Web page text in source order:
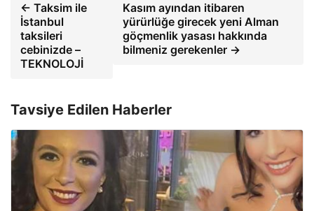
← Taksim ile
İstanbul
taksileri
cebinizde –
TEKNOLOJİ
Kasım ayından itibaren
yürürlüğe girecek yeni Alman
göçmenlik yasası hakkında
bilmeniz gerekenler →
Tavsiye Edilen Haberler